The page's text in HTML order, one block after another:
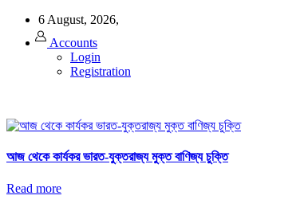
6 August, 2026,
Accounts
Login
Registration
আজ থেকে কার্যকর ভারত-যুক্তরাজ্য মুক্ত বাণিজ্য চুক্তি
Read more